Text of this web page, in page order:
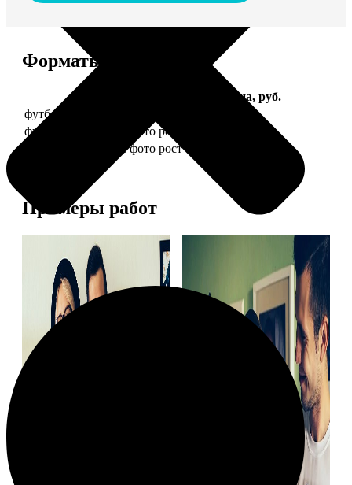
Форматы и цены
Цена, руб.
футболка детская с фото рост 118 см
футболка детская с фото рост 128 см
футболка детская с фото рост 134 см
Примеры работ